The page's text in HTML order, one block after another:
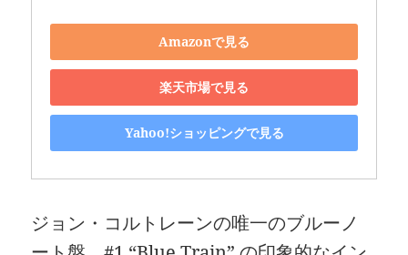
Amazonで見る
楽天市場で見る
Yahoo!ショッピングで見る
ジョン・コルトレーンの唯一のブルーノ